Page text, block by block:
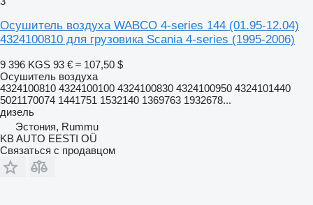
Осушитель воздуха WABCO 4-series 144 (01.95-12.04)
4324100810 для грузовика Scania 4-series (1995-2006)
9 396 KGS 93 € ≈ 107,50 $
Осушитель воздуха
4324100810 4324100100 4324100830 4324100950 4324101440
5021170074 1441751 1532140 1369763 1932678...
дизель
Эстония, Rummu
KB AUTO EESTI OÜ
Связаться с продавцом